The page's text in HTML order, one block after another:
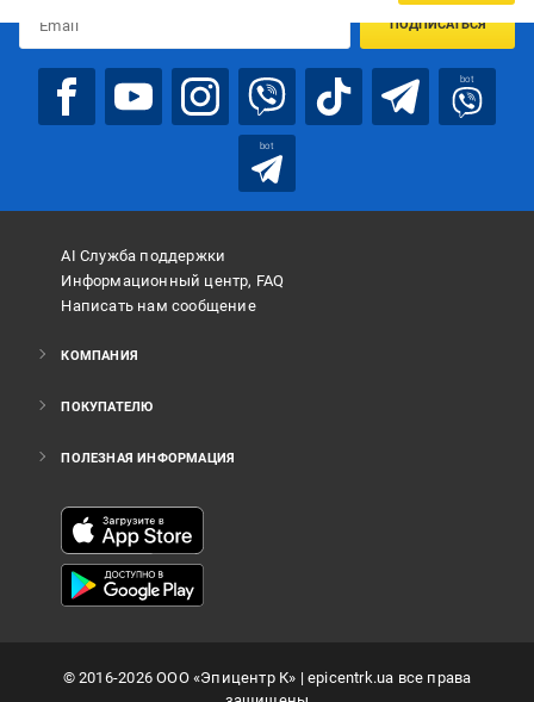
ПОДПИСАТЬСЯ
bot
bot
AI Служба поддержки
Информационный центр, FAQ
Написать нам сообщение
КОМПАНИЯ
ПОКУПАТЕЛЮ
ПОЛЕЗНАЯ ИНФОРМАЦИЯ
©2016-2026ООО «Эпицентр К» | epicentrk.ua все права